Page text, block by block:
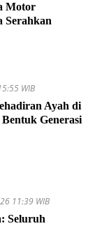
Motor
Serahkan
WIB
Ayah di
Generasi
11:39 WIB
Seluruh